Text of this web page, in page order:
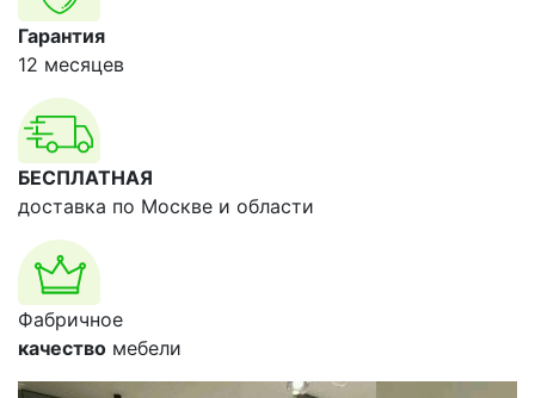
Гарантия
12 месяцев
БЕСПЛАТНАЯ
доставка по Москве и области
Фабричное
качество мебели